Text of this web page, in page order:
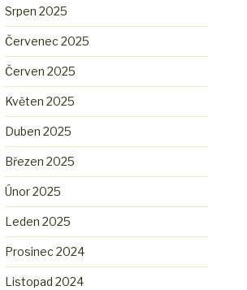
Srpen 2025
Červenec 2025
Červen 2025
Květen 2025
Duben 2025
Březen 2025
Únor 2025
Leden 2025
Prosinec 2024
Listopad 2024